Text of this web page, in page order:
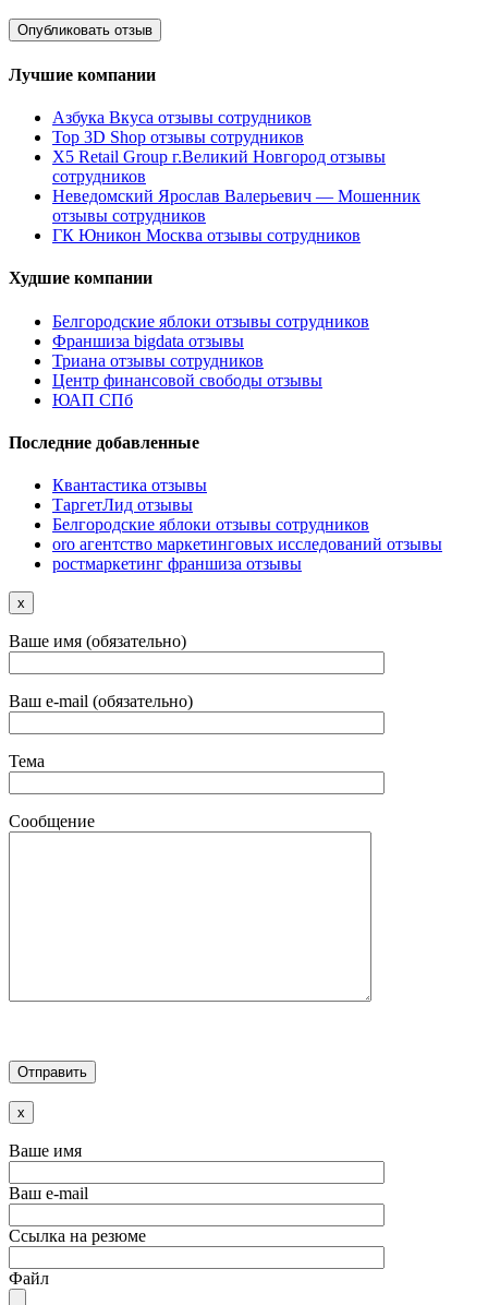
Лучшие компании
Азбука Вкуса отзывы сотрудников
Top 3D Shop отзывы сотрудников
X5 Retail Group г.Великий Новгород отзывы
сотрудников
Неведомский Ярослав Валерьевич — Мошенник
отзывы сотрудников
ГК Юникон Москва отзывы сотрудников
Худшие компании
Белгородские яблоки отзывы сотрудников
Франшиза bigdata отзывы
Триана отзывы сотрудников
Центр финансовой свободы отзывы
ЮАП СПб
Последние добавленные
Квантастика отзывы
ТаргетЛид отзывы
Белгородские яблоки отзывы сотрудников
oro агентство маркетинговых исследований отзывы
ростмаркетинг франшиза отзывы
x
Ваше имя (обязательно)
Ваш e-mail (обязательно)
Тема
Сообщение
x
Ваше имя
Ваш e-mail
Ссылка на резюме
Файл